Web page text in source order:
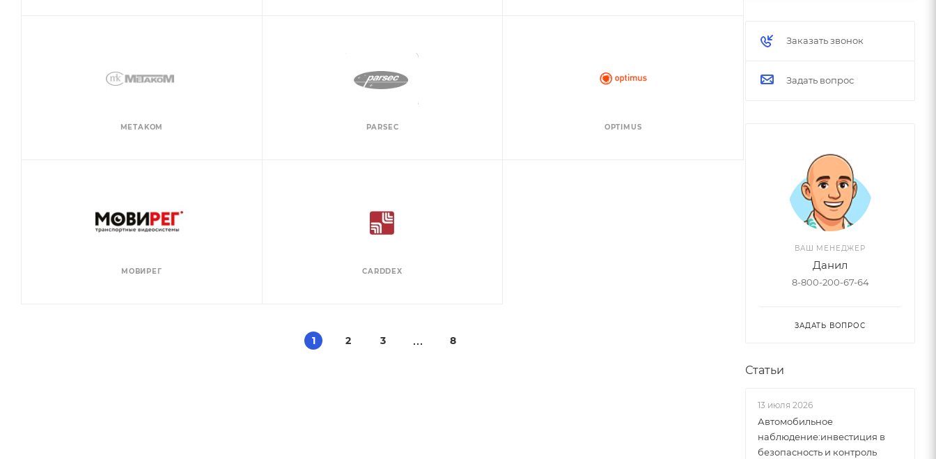
METAKOM PARSEC OPTIMUS
МОВИРЕГ CARDDEX
1 2 3 8
Заказать звонок
Задать вопрос
ВАШ МЕНЕДЖЕР
Данил
8-800-200-67-64
ЗАДАТЬ ВОПРОС
Статьи
13 июля 2026
Автомобильное
наблюдение:инвестиция в
безопасность и контроль